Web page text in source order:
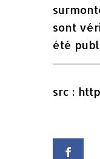
sont
été
src :